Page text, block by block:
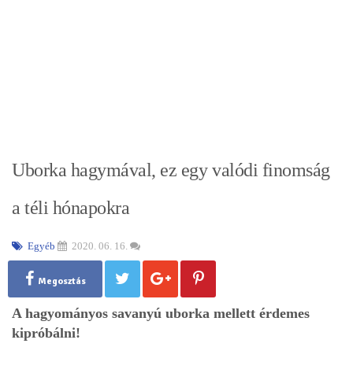
Uborka hagymával, ez egy valódi finomság
a téli hónapokra
Egyéb 2020. 06. 16.
Megosztás
A hagyományos savanyú uborka mellett érdemes
kipróbálni!